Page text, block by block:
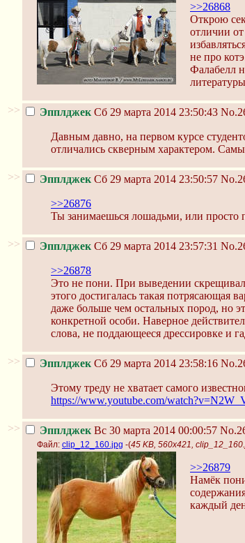
>>26868
Открою
отличии
не про
Фалабелл
>> Эпплджек Сб 29 марта 2014 23:50:43
Давным давно, на первом курсе
отличались скверным характером.
>> Эпплджек Сб 29 марта 2014 23:50:57
>>26876
Ты занимаешься лошадьми, или просто
>> Эпплджек Сб 29 марта 2014 23:57:31
>>26878
Это не пони. При выведении
этого достигалась такая потрясающая
даже больше чем остальных пород, но
конкретной особи. Наверное
слова, не поддающееся дрессировке и
>> Эпплджек Сб 29 марта 2014 23:58:16
Этому треду не хватает самого
https://www.youtube.com/
>> Эпплджек Вс 30 марта 2014 00:00:57
Файл: clip_12_160.jpg -(45 KB, 560x421,
>>26879
Намёк
каждый